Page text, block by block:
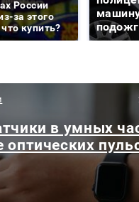
России
за этого
купить?
в умных
оптических